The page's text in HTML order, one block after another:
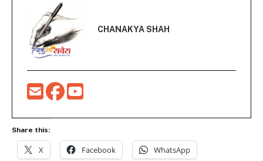
CHANAKYA SHAH
Share this:
X Facebook WhatsApp